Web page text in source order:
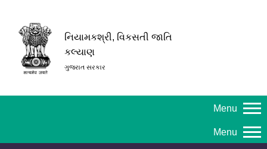
નિયામકશ્રી, વિકસતી જાતિ
કલ્યાણ
ગુજરાત સરકાર
Menu
Menu